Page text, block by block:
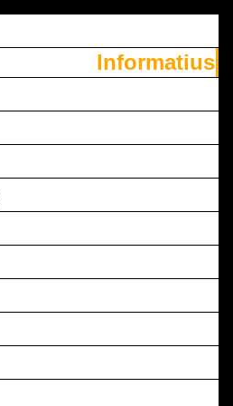
Informatius